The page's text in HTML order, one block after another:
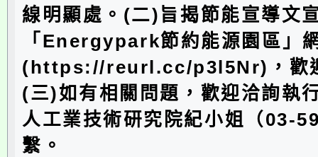
線明顯處。(二)旨揭節能宣導文
「Energypark節約能源園區」
(https://reurl.cc/p3l5Nr)，歡
(三)如有相關問題，歡迎洽詢執
人工業技術研究院紀小姐（03-
繫。